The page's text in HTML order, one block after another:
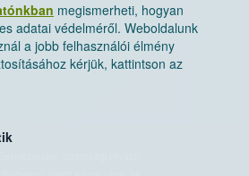
megismerheti, hogyan
adatai védelméről. Weboldalunk
a jobb felhasználói élmény
kérjük, kattintson az
biztonsági Hivatal